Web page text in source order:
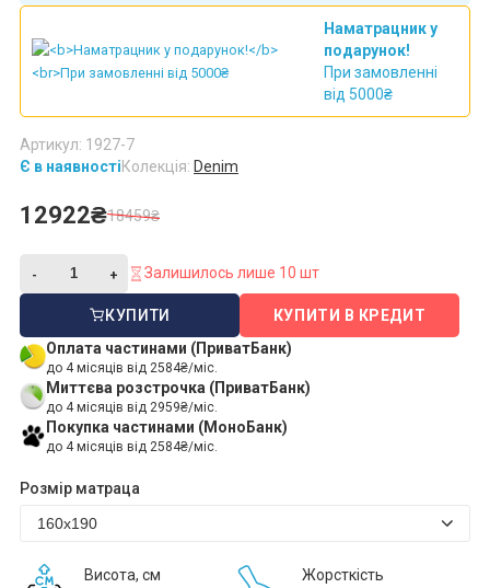
Наматрацник у
подарунок!
При замовленні
від 5000₴
Є в наявностіКолекція: Denim
Артикул: 1927-7
12922₴18459₴
Залишилось лише 10 шт
КУПИТИ
Оплата частинами (ПриватБанк)
до 4 місяців від 2584₴/міс.
Миттєва розстрочка (ПриватБанк)
до 4 місяців від 2959₴/міс.
Покупка частинами (МоноБанк)
до 4 місяців від 2584₴/міс.
КУПИТИ В КРЕДИТ
Розмір матраца
Висота, см Жорсткість